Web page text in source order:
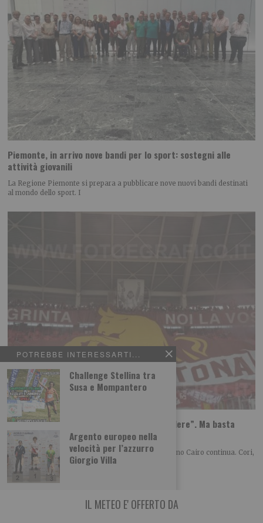
POTREBBE INTERESSARTI...
Challenge Stellina tra
Susa e Mompantero
Argento europeo nella
velocità per l’azzurro
Giorgio Villa
Piemonte, in arrivo nove bandi per lo sport: sostegni alle
attività giovanili
La Regione Piemonte si prepara a pubblicare nove nuovi bandi destinati
al mondo dello sport. I
Torino, la solita protesta: “Cairo deve vendere”. Ma basta
dirlo?
Anche nell’estate 2026 la contestazione verso Urbano Cairo continua. Cori,
striscioni e richieste di cessione restano
IL METEO E' OFFERTO DA